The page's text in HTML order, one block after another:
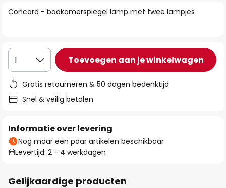
de
Concord - badkamerspiegel lamp met twee lampjes
1 Toevoegen aan je winkelwagen
Gratis retourneren & 50 dagen bedenktijd
Snel & veilig betalen
Informatie over levering
Nog maar een paar artikelen beschikbaar
Levertijd: 2 - 4 werkdagen
Gelijkaardige producten